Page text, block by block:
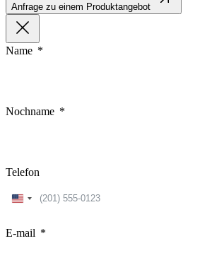
Anfrage zu einem Produktangebot
Name
Nochname
Telefon
United
E-mail